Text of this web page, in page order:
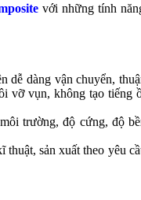
với những tính
dễ dàng vận chuyển,
vỡ vụn, không tạo tiếng
trường, độ cứng, độ
thuật, sản xuất theo yêu